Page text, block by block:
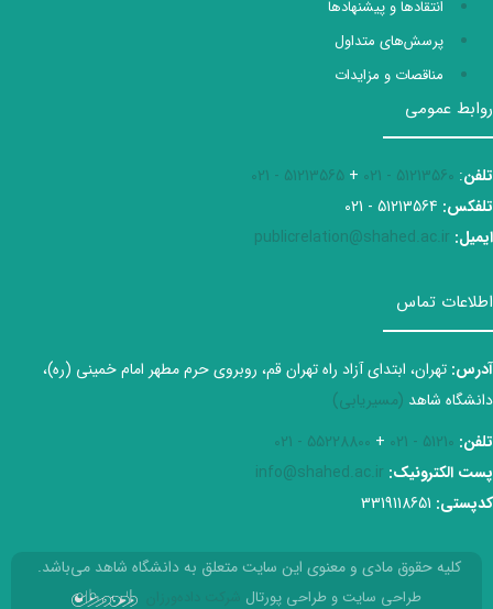
انتقادها و پیشنهادها
پرسش‌های متداول
مناقصات و مزایدات
روابط عمومی
تلفن:
51213560 - 021
+
51213565 - 021
تلفکس:
ایمیل: publicrelation@shahed.ac.ir
اطلاعات تماس
آدرس: تهران، ابتدای آزاد راه تهران قم، روبروی حرم مطهر امام خمینی (ره)،
دانشگاه شاهد (مسیریابی)
تلفن: 51210 - 021
+
55228800 - 021
پست الکترونیک: info@shahed.ac.ir
کدپستی:
کلیه حقوق مادی و معنوی این سایت متعلق به دانشگاه شاهد می‌باشد.
طراحی سایت و طراحی پورتال